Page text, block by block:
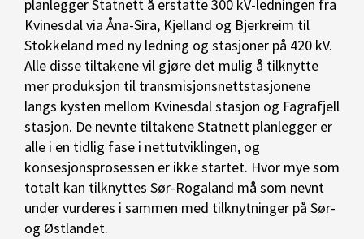
planlegger Statnett å erstatte 300 kV-ledningen fra
Kvinesdal via Åna-Sira, Kjelland og Bjerkreim til
Stokkeland med ny ledning og stasjoner på 420 kV.
Alle disse tiltakene vil gjøre det mulig å tilknytte
mer produksjon til transmisjonsnettstasjonene
langs kysten mellom Kvinesdal stasjon og Fagrafjell
stasjon. De nevnte tiltakene Statnett planlegger er
alle i en tidlig fase i nettutviklingen, og
konsesjonsprosessen er ikke startet. Hvor mye som
totalt kan tilknyttes Sør-Rogaland må som nevnt
under vurderes i sammen med tilknytninger på Sør-
og Østlandet.